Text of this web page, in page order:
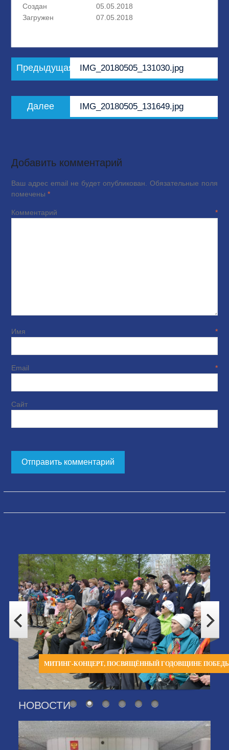
Создан
05.05.2018
Загружен
07.05.2018
Навигация
по
Предыдущая
запись:
IMG_20180505_131030.jpg
Далее
запись:
IMG_20180505_131649.jpg
Добавить комментарий
Ваш адрес email не будет опубликован. Обязательные поля
помечены *
Комментарий*
Имя*
Email*
Сайт
МИТИНГ-КОНЦЕРТ, ПОСВЯЩЁННЫЙ ГОДОВЩИНЕ
НОВОСТИ